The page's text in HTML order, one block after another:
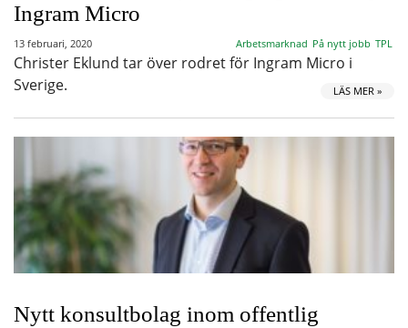
Ingram Micro
13 februari, 2020 Arbetsmarknad På nytt jobb TPL
Christer Eklund tar över rodret för Ingram Micro i
Sverige.
LÄS MER »
Nytt konsultbolag inom offentlig